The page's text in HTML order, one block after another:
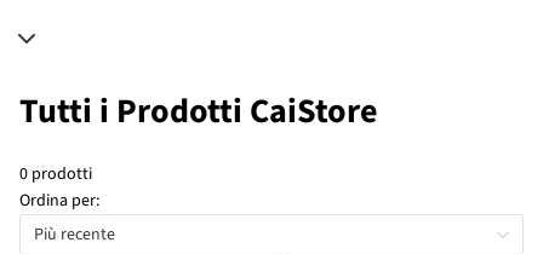
Tutti i Prodotti CaiStore
0 prodotti
Ordina per:
Più recente